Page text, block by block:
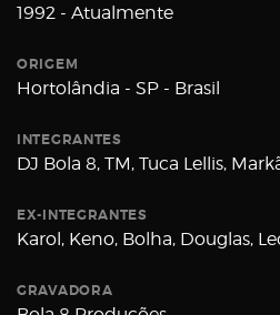
Register
Username
1992 - Atualmente
ORIGEM
Hortolândia - SP - Brasil
INTEGRANTES
DJ Bola 8, TM, Tuca Lellis,
EX-INTEGRANTES
Karol, Keno, Bolha, Douglas,
GRAVADORA